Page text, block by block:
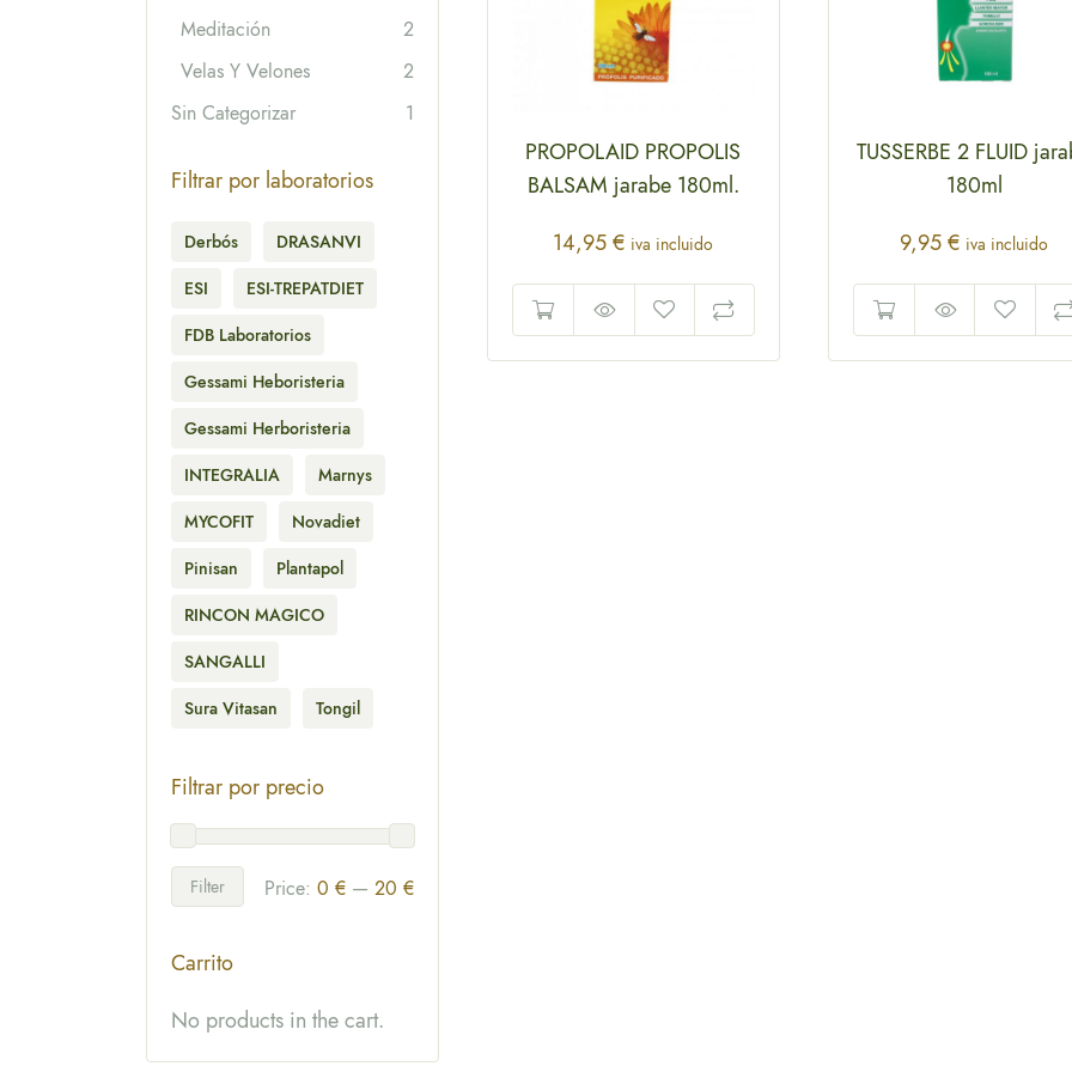
Meditación
2
Velas Y Velones
2
Sin Categorizar
1
Filtrar por laboratorios
Derbós
DRASANVI
ESI
ESI-TREPATDIET
FDB Laboratorios
Gessami Heboristeria
Gessami Herboristeria
INTEGRALIA
Marnys
MYCOFIT
Novadiet
Pinisan
Plantapol
RINCON MAGICO
SANGALLI
Sura Vitasan
Tongil
Filtrar por precio
Filter Price: 0 € — 20 €
Carrito
No products in the cart.
PROPOLAID PROPOLIS
BALSAM jarabe 180ml.
14,95€ iva incluido
TUSSERBE 2 FLUID
180ml
9,95€ iva incluido